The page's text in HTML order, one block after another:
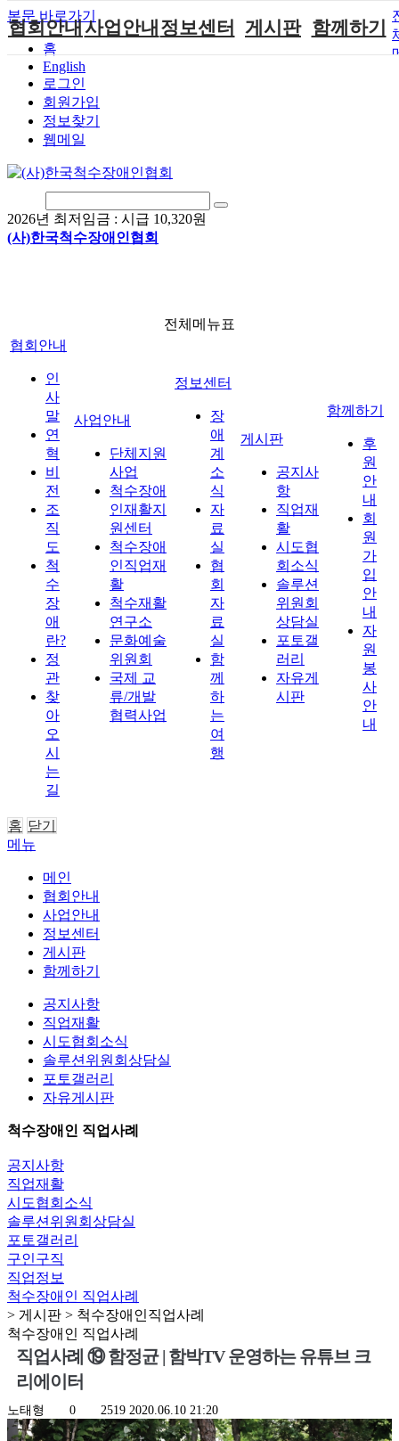
본문 바로가기
홈
English
로그인
회원가입
정보찾기
웹메일
2026년 최저임금 : 시급 10,320원
(사)한국척수장애인협회
협회안내
인사말
연혁
비전
조직도
척수장애란?
찾아오시는길
사업안내
단체지원사업
척수장애인재
활지원센터
척수장애인직
문화예술위원
회
정보센터 게시판 함께하기
전체메뉴표
협회안내
인
사
말
연
혁
비
전
조
직
도
척
수
장
애
란?
정
관
찾
아
오
시
는
길
사업안내
단체지원
사업
척수장애
인재활지
원센터
척수장애
인직업재
활
척수재활
연구소
문화예술
위원회
국제 교
류/개발
협력사업
정보센터
장
애
계
소
식
자
료
실
협
회
자
료
실
함
께
하
는
여
행
게시판
공지사
항
직업재
활
시도협
회소식
솔루션
위원회
상담실
포토갤
러리
자유게
시판
함께하기
후
원
안
내
회
원
가
입
안
내
자
원
봉
사
안
내
홈 닫기
메뉴
메인
협회안내
사업안내
정보센터
게시판
함께하기
공지사항
직업재활
시도협회소식
솔루션위원회상담실
포토갤러리
자유게시판
척수장애인 직업사례
공지사항
직업재활
시도협회소식
솔루션위원회상담실
포토갤러리
구인구직
직업정보
척수장애인 직업사례
> 게시판 > 척수장애인직업사례
척수장애인 직업사례
직업사례 ⑲ 함정균 | 함박TV 운영하는 유튜브 크
리에이터
노태형 0 2519 2020.06.10 21:20